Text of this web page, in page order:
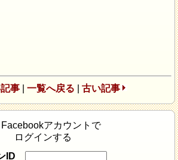
事| 一覧へ戻る 古い記事
Facebookアカウントで
ログインする
ID